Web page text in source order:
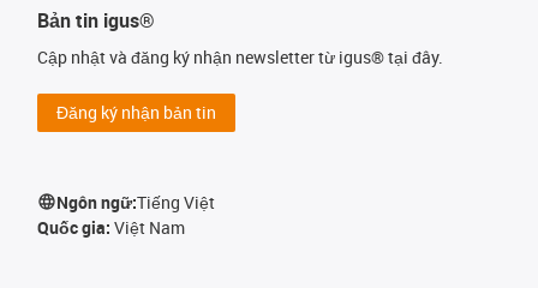
Bản tin igus®
Cập nhật và đăng ký nhận newsletter từ igus® tại đây.
Đăng ký nhận bản tin
Ngôn ngữ:Tiếng Việt
Quốc gia: Việt Nam